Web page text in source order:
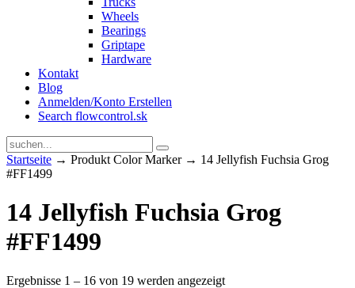
Wheels
Bearings
Griptape
Hardware
Kontakt
Blog
Anmelden/Konto Erstellen
Search flowcontrol.sk
Startseite → Produkt Color Marker → 14 Jellyfish Fuchsia Grog
#FF1499
14 Jellyfish Fuchsia Grog
#FF1499
Ergebnisse 1 – 16 von 19 werden angezeigt